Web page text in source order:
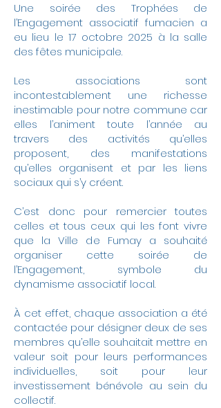
Une soirée des Trophées de
l’Engagement associatif fumacien a
eu lieu le 17 octobre 2025 à la salle
des fêtes municipale.
Les associations sont
incontestablement une richesse
inestimable pour notre commune car
elles l’animent toute l’année au
travers des activités qu’elles
proposent, des manifestations
qu’elles organisent et par les liens
sociaux qui s’y créent.
C’est donc pour remercier toutes
celles et tous ceux qui les font vivre
que la Ville de Fumay a souhaité
organiser cette soirée de
l’Engagement, symbole du
dynamisme associatif local.
À cet effet, chaque association a été
contactée pour désigner deux de ses
membres qu’elle souhaitait mettre en
valeur soit pour leurs performances
individuelles, soit pour leur
investissement bénévole au sein du
collectif.